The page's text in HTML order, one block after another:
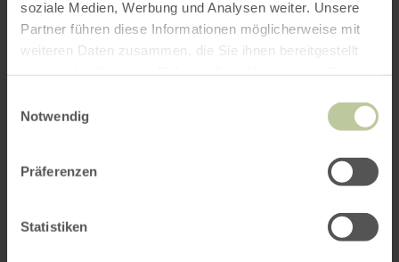
soziale Medien, Werbung und Analysen weiter. Unsere
Partner führen diese Informationen möglicherweise mit
weiteren Daten zusammen, die Sie ihnen bereitgestellt
Notwendig
Präferenzen
Statistiken
- Début : 2:00 p.m.
- Point de rencontre : Parking à Hausen
près du grill-hütte (rue Am Müllenberg).
inscription préalable est requise.
Pour plus d'informations et pour vous inscrire,